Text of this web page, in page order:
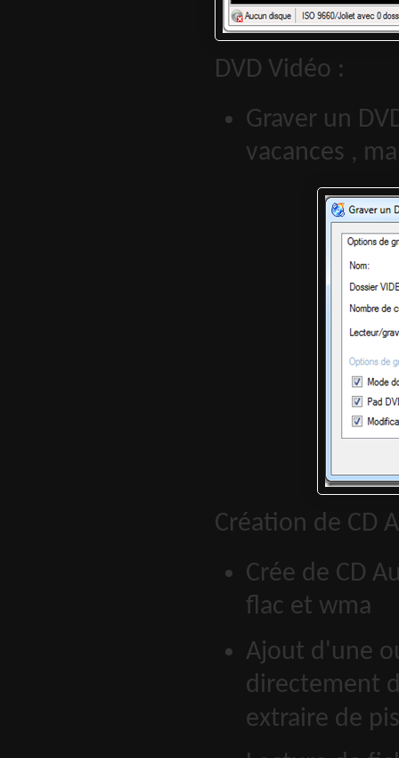
DVD Vidéo :
Graver un
vacances ,
Création de CD
Crée de CD
flac et wma
Ajout d'une
directement
extraire de